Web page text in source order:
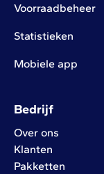
Voorraadbeheer
Statistieken
Mobiele app
Bedrijf
Over ons
Klanten
Pakketten